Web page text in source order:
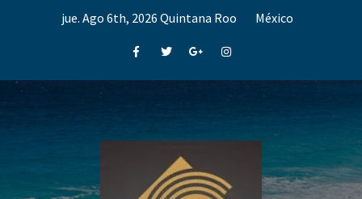
jue. Ago 6th, 2026 Quintana Roo México
FacebookTwitterGoogle+Instagram